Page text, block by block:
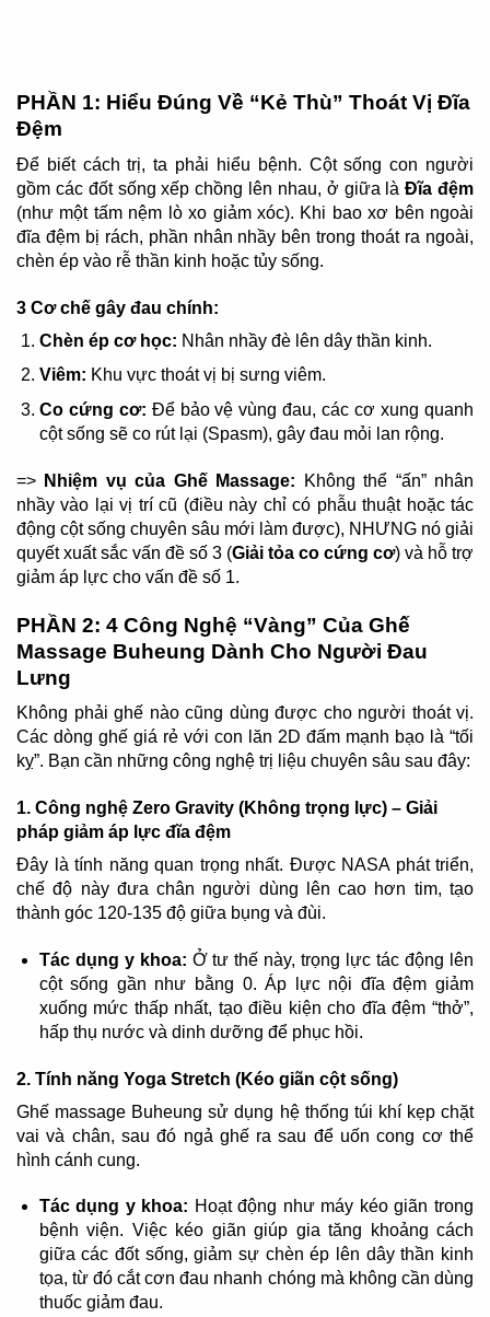
PHẦN 1: Hiểu Đúng Về “Kẻ Thù” Thoát Vị Đĩa
Đệm
Để biết cách trị, ta phải hiểu bệnh. Cột sống con người
gồm các đốt sống xếp chồng lên nhau, ở giữa làĐĩa đệm
(như một tấm nệm lò xo giảm xóc). Khi bao xơ bên ngoài
đĩa đệm bị rách, phần nhân nhầy bên trong thoát ra ngoài,
chèn ép vào rễ thần kinh hoặc tủy sống.
3 Cơ chế gây đau chính:
Chèn ép cơ học: Nhân nhầy đè lên dây thần kinh.
Viêm: Khu vực thoát vị bị sưng viêm.
Co cứng cơ: Để bảo vệ vùng đau, các cơ xung quanh
cột sống sẽ co rút lại (Spasm), gây đau mỏi lan rộng.
=> Nhiệm vụ của Ghế Massage: Không thể “ấn” nhân
nhầy vào lại vị trí cũ (điều này chỉ có phẫu thuật hoặc tác
động cột sống chuyên sâu mới làm được), NHƯNG nó giải
quyết xuất sắc vấn đề số 3 (Giải tỏa co cứng cơ) và hỗ trợ
giảm áp lực cho vấn đề số 1.
PHẦN 2: 4 Công Nghệ “Vàng” Của Ghế
Massage Buheung Dành Cho Người Đau
Lưng
Không phải ghế nào cũng dùng được cho người thoát vị.
Các dòng ghế giá rẻ với con lăn 2D đấm mạnh bạo là “tối
kỵ”. Bạn cần những công nghệ trị liệu chuyên sâu sau đây:
1. Công nghệ Zero Gravity (Không trọng lực) – Giải
pháp giảm áp lực đĩa đệm
Đây là tính năng quan trọng nhất. Được NASA phát triển,
chế độ này đưa chân người dùng lên cao hơn tim, tạo
thành góc 120-135 độ giữa bụng và đùi.
Tác dụng y khoa: Ở tư thế này, trọng lực tác động lên
cột sống gần như bằng 0. Áp lực nội đĩa đệm giảm
xuống mức thấp nhất, tạo điều kiện cho đĩa đệm “thở”,
hấp thụ nước và dinh dưỡng để phục hồi.
2. Tính năng Yoga Stretch (Kéo giãn cột sống)
Ghế massage Buheung sử dụng hệ thống túi khí kẹp chặt
vai và chân, sau đó ngả ghế ra sau để uốn cong cơ thể
hình cánh cung.
Tác dụng y khoa: Hoạt động như máy kéo giãn trong
bệnh viện. Việc kéo giãn giúp gia tăng khoảng cách
giữa các đốt sống, giảm sự chèn ép lên dây thần kinh
tọa, từ đó cắt cơn đau nhanh chóng mà không cần dùng
thuốc giảm đau.